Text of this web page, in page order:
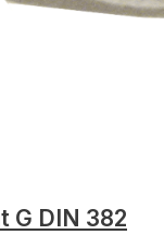
G DIN 382